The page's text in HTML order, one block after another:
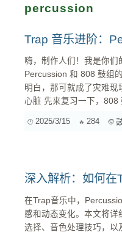
percussion
Trap 音乐进阶：
嗨，制作人们！我是你
Percussion 和 808 鼓组
明白，那可就成了灾难现场。但
心脏 先来复习一下，808 鼓组是啥？简单来说，就是那种浑厚、低沉、能让你心脏都跟着颤动的鼓
2025/3/15 284
深入解析：如何
在Trap音乐中，
感和动态变化。本文将
选择、音色处理技巧，以及如何与808